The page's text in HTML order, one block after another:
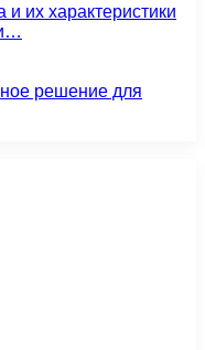
их характеристики
решение для